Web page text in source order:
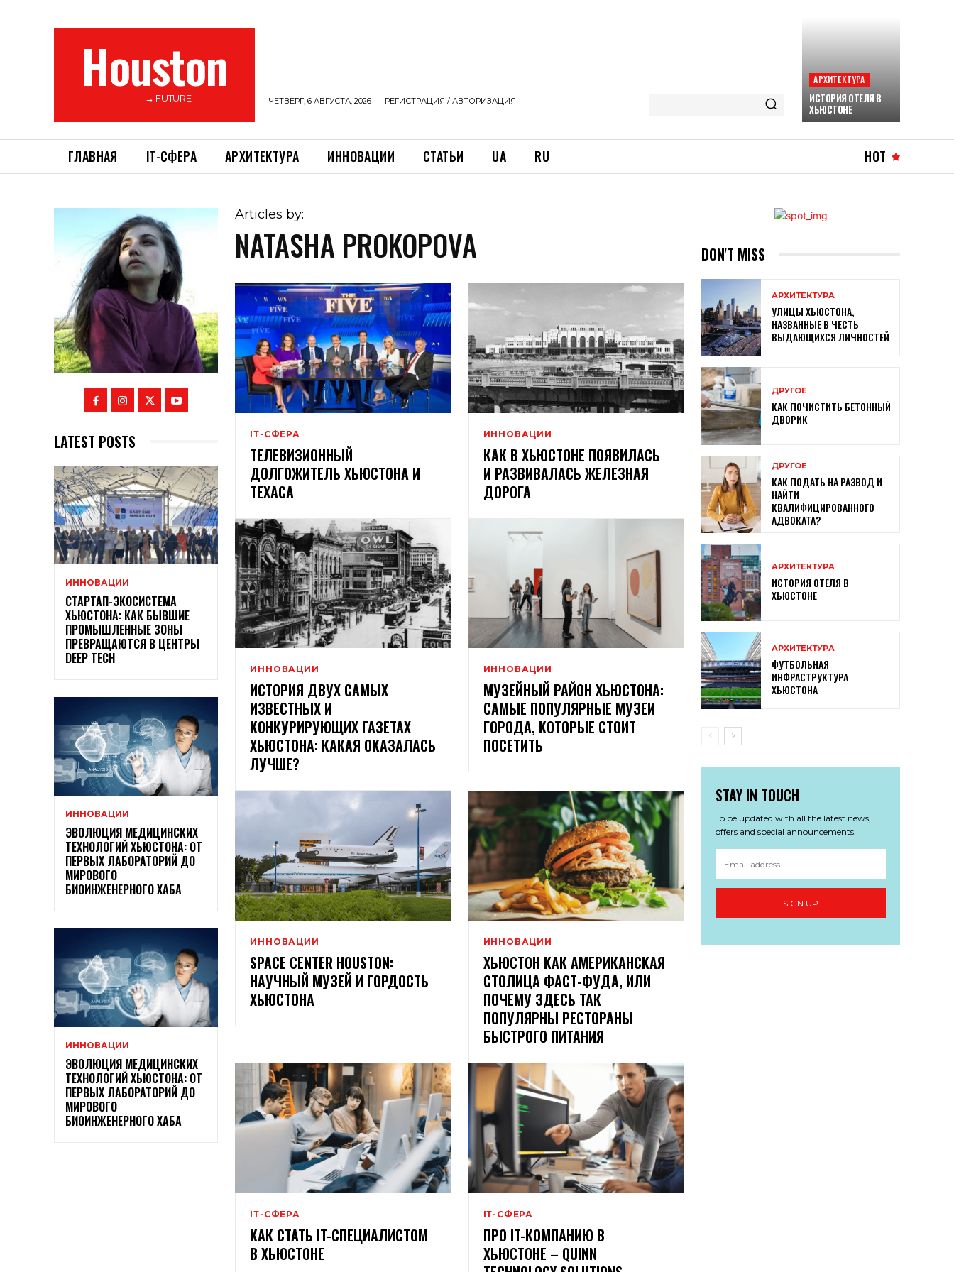
Houston
———→ FUTURE ЧЕТВЕРГ, 6 АВГУСТА, 2026 РЕГИСТРАЦИЯ / АВТОРИЗАЦИЯ
АРХИТЕКТУРА
ИСТОРИЯ ОТЕЛЯ В
ХЬЮСТОНЕ
ГЛАВНАЯ ІТ-СФЕРА АРХИТЕКТУРА ИННОВАЦИИ СТАТЬИ UA RU HOT
LATEST POSTS
ИННОВАЦИИ
СТАРТАП-ЭКОСИСТЕМА
ХЬЮСТОНА: КАК БЫВШИЕ
ПРОМЫШЛЕННЫЕ ЗОНЫ
ПРЕВРАЩАЮТСЯ В ЦЕНТРЫ
DEEP TECH
ИННОВАЦИИ
ЭВОЛЮЦИЯ МЕДИЦИНСКИХ
ТЕХНОЛОГИЙ ХЬЮСТОНА: ОТ
ПЕРВЫХ ЛАБОРАТОРИЙ ДО
МИРОВОГО
БИОИНЖЕНЕРНОГО ХАБА
ИННОВАЦИИ
ЭВОЛЮЦИЯ МЕДИЦИНСКИХ
ТЕХНОЛОГИЙ ХЬЮСТОНА: ОТ
ПЕРВЫХ ЛАБОРАТОРИЙ ДО
МИРОВОГО
БИОИНЖЕНЕРНОГО ХАБА
Articles by:
NATASHA PROKOPOVA
ІТ-СФЕРА
ТЕЛЕВИЗИОННЫЙ
ДОЛГОЖИТЕЛЬ ХЬЮСТОНА И
ТЕХАСА
ИННОВАЦИИ
КАК В ХЬЮСТОНЕ ПОЯВИЛАСЬ
И РАЗВИВАЛАСЬ ЖЕЛЕЗНАЯ
ДОРОГА
ИННОВАЦИИ
ИСТОРИЯ ДВУХ САМЫХ
ИЗВЕСТНЫХ И
КОНКУРИРУЮЩИХ ГАЗЕТАХ
ХЬЮСТОНА: КАКАЯ ОКАЗАЛАСЬ
ЛУЧШЕ?
ИННОВАЦИИ
МУЗЕЙНЫЙ РАЙОН ХЬЮСТОНА:
САМЫЕ ПОПУЛЯРНЫЕ МУЗЕИ
ГОРОДА, КОТОРЫЕ СТОИТ
ПОСЕТИТЬ
ИННОВАЦИИ
SPACE CENTER HOUSTON:
НАУЧНЫЙ МУЗЕЙ И ГОРДОСТЬ
ХЬЮСТОНА
ИННОВАЦИИ
ХЬЮСТОН КАК АМЕРИКАНСКАЯ
СТОЛИЦА ФАСТ-ФУДА, ИЛИ
ПОЧЕМУ ЗДЕСЬ ТАК
ПОПУЛЯРНЫ РЕСТОРАНЫ
БЫСТРОГО ПИТАНИЯ
ІТ-СФЕРА
КАК СТАТЬ IT-СПЕЦИАЛИСТОМ
В ХЬЮСТОНЕ
ІТ-СФЕРА
ПРО IT-КОМПАНИЮ В
ХЬЮСТОНЕ – QUINN
DON'T MISS
АРХИТЕКТУРА
УЛИЦЫ ХЬЮСТОНА,
НАЗВАННЫЕ В ЧЕСТЬ
ВЫДАЮЩИХСЯ ЛИЧНОСТЕЙ
ДРУГОЕ
КАК ПОЧИСТИТЬ БЕТОННЫЙ
ДВОРИК
ДРУГОЕ
КАК ПОДАТЬ НА РАЗВОД И
НАЙТИ
КВАЛИФИЦИРОВАННОГО
АДВОКАТА?
АРХИТЕКТУРА
ИСТОРИЯ ОТЕЛЯ В
ХЬЮСТОНЕ
АРХИТЕКТУРА
ФУТБОЛЬНАЯ
ИНФРАСТРУКТУРА
ХЬЮСТОНА
STAY IN TOUCH
To be updated with all the latest news,
offers and special announcements.
SIGN UP